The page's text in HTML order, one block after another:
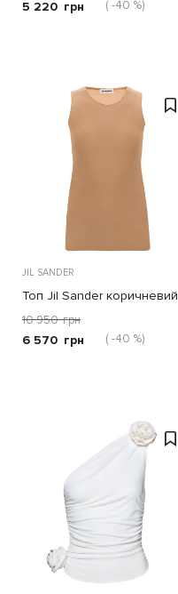
5 220 грн ( -40 %)
JIL SANDER
Топ Jil Sander коричневий
10 950 грн
6 570 грн ( -40 %)